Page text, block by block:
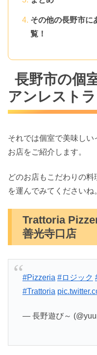
その他の長野市に
覧！
長野市の個
アンレスト
それでは個室で美味し
お店をご紹介します。
どのお店もこだわりの
を運んでみてくださいね
Trattoria
善光寺口店
#Pizzeria #ロジック
#Trattoria
— 長野遊び～